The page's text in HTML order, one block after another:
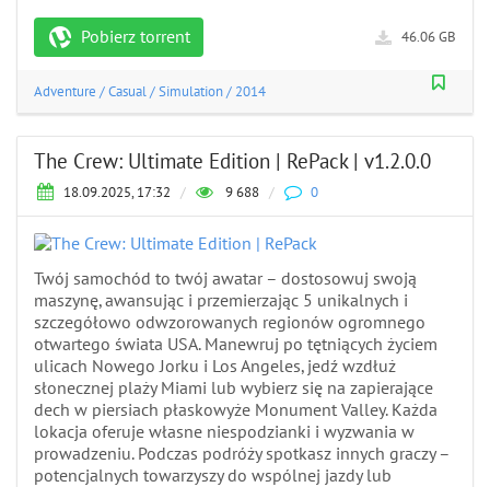
Pobierz torrent 46.06 GB
Adventure /Casual/Simulation/ 2014
The Crew: Ultimate Edition | RePack | v1.2.0.0
18.09.2025, 17:32 / 9 688 / 0
Twój samochód to twój awatar – dostosowuj swoją
maszynę, awansując i przemierzając 5 unikalnych i
szczegółowo odwzorowanych regionów ogromnego
otwartego świata USA. Manewruj po tętniących życiem
ulicach Nowego Jorku i Los Angeles, jedź wzdłuż
słonecznej plaży Miami lub wybierz się na zapierające
dech w piersiach płaskowyże Monument Valley. Każda
lokacja oferuje własne niespodzianki i wyzwania w
prowadzeniu. Podczas podróży spotkasz innych graczy –
potencjalnych towarzyszy do wspólnej jazdy lub